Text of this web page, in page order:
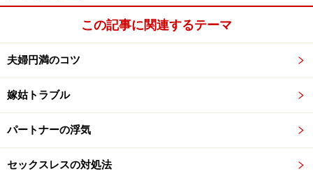
いらないものはさっさと売ったり人にあげたりするとい
う合理主義なところがいかにもアメリカ風ですが、もし
日本でも同様の調査をしたら、「いらないプレゼントを
もらった」という人はかなりの数に上るのではないかと
想像できます。
あなたのプレゼント選びは大丈夫ですか？
そこで今回は妻に贈ってはいけないクリスマスプレゼン
この記事に関連するテーマ
夫婦円満のコツ
嫁姑トラブル
パートナーの浮気
セックスレスの対処法